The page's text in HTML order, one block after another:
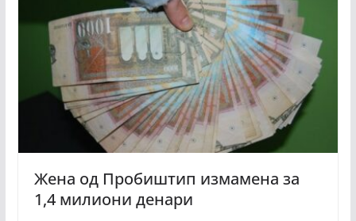
Жена од Пробиштип измамена за
1,4 милиони денари